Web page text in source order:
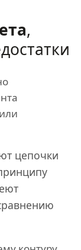
,
цепочки